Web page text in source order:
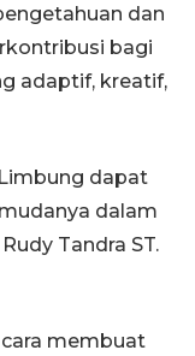
dan
bagi
adaptif, kreatif,
dapat
dalam
Tandra ST.
membuat